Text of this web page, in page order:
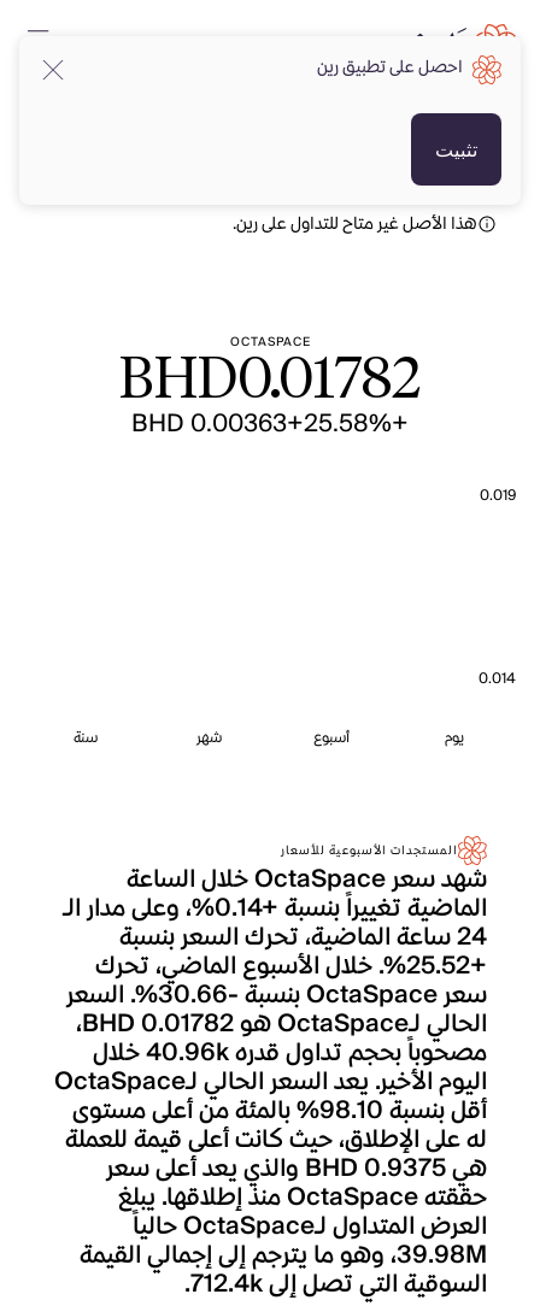
هذا الأصل غير متاح للتداول على رين.
OCTASPACE
BHD0.01782
+25.58%
+BHD 0.00363
0.019
0.014
يوم أسبوع شهر سنة
المستجدات الأسبوعية للأسعار
شهد سعر OctaSpace خلال الساعة
الماضية تغييراً بنسبة +0.14%، وعلى مدار الـ
24 ساعة الماضية، تحرك السعر بنسبة
+25.52%. خلال الأسبوع الماضي، تحرك
سعر OctaSpace بنسبة -30.66%. السعر
الحالي لـOctaSpace هو BHD 0.01782،
مصحوباً بحجم تداول قدره 40.96k خلال
اليوم الأخير. يعد السعر الحالي لـOctaSpace
أقل بنسبة 98.10% بالمئة من أعلى مستوى
له على الإطلاق، حيث كانت أعلى قيمة للعملة
هي BHD 0.9375 والذي يعد أعلى سعر
حققته OctaSpace منذ إطلاقها. يبلغ
العرض المتداول لـOctaSpace حالياً
39.98M، وهو ما يترجم إلى إجمالي القيمة
السوقية التي تصل إلى 712.4k.
احصل على تطبيق رين
تثبيت